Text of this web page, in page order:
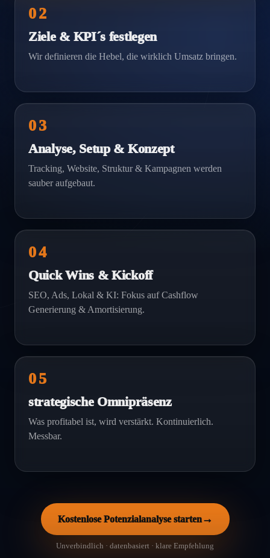
02
Ziele & KPI´s festlegen
Wir definieren die Hebel, die wirklich Umsatz bringen.
03
Analyse, Setup & Konzept
Tracking, Website, Struktur & Kampagnen werden
sauber aufgebaut.
04
Quick Wins & Kickoff
SEO, Ads, Lokal & KI: Fokus auf Cashflow
Generierung & Amortisierung.
05
strategische Omnipräsenz
Was profitabel ist, wird verstärkt. Kontinuierlich.
Messbar.
Kostenlose Potenzialanalyse starten→
Unverbindlich · datenbasiert · klare Empfehlung